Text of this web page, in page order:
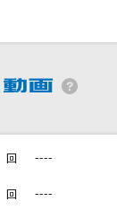
回 ----
回 ----